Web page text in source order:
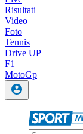
Risultati
Video
Foto
Tennis
Drive UP
F1
MotoGp